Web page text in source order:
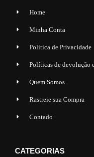
Home
Minha Conta
Politica de Privacidade
Políticas de devolução
Quem Somos
Rastreie sua Compra
Contado
CATEGORIAS